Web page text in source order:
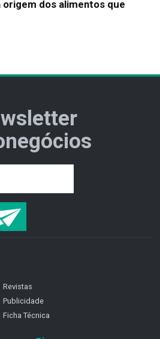
origem dos alimentos que
Revistas
Publicidade
Ficha Técnica